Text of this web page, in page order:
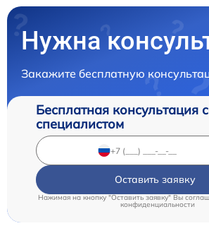
Нужна
Закажите бесплатную
Бесплатная консультация
специалистом
Оставить заявку
Нажимая на кнопку "Оставить заявку" Вы
конфиденциальности